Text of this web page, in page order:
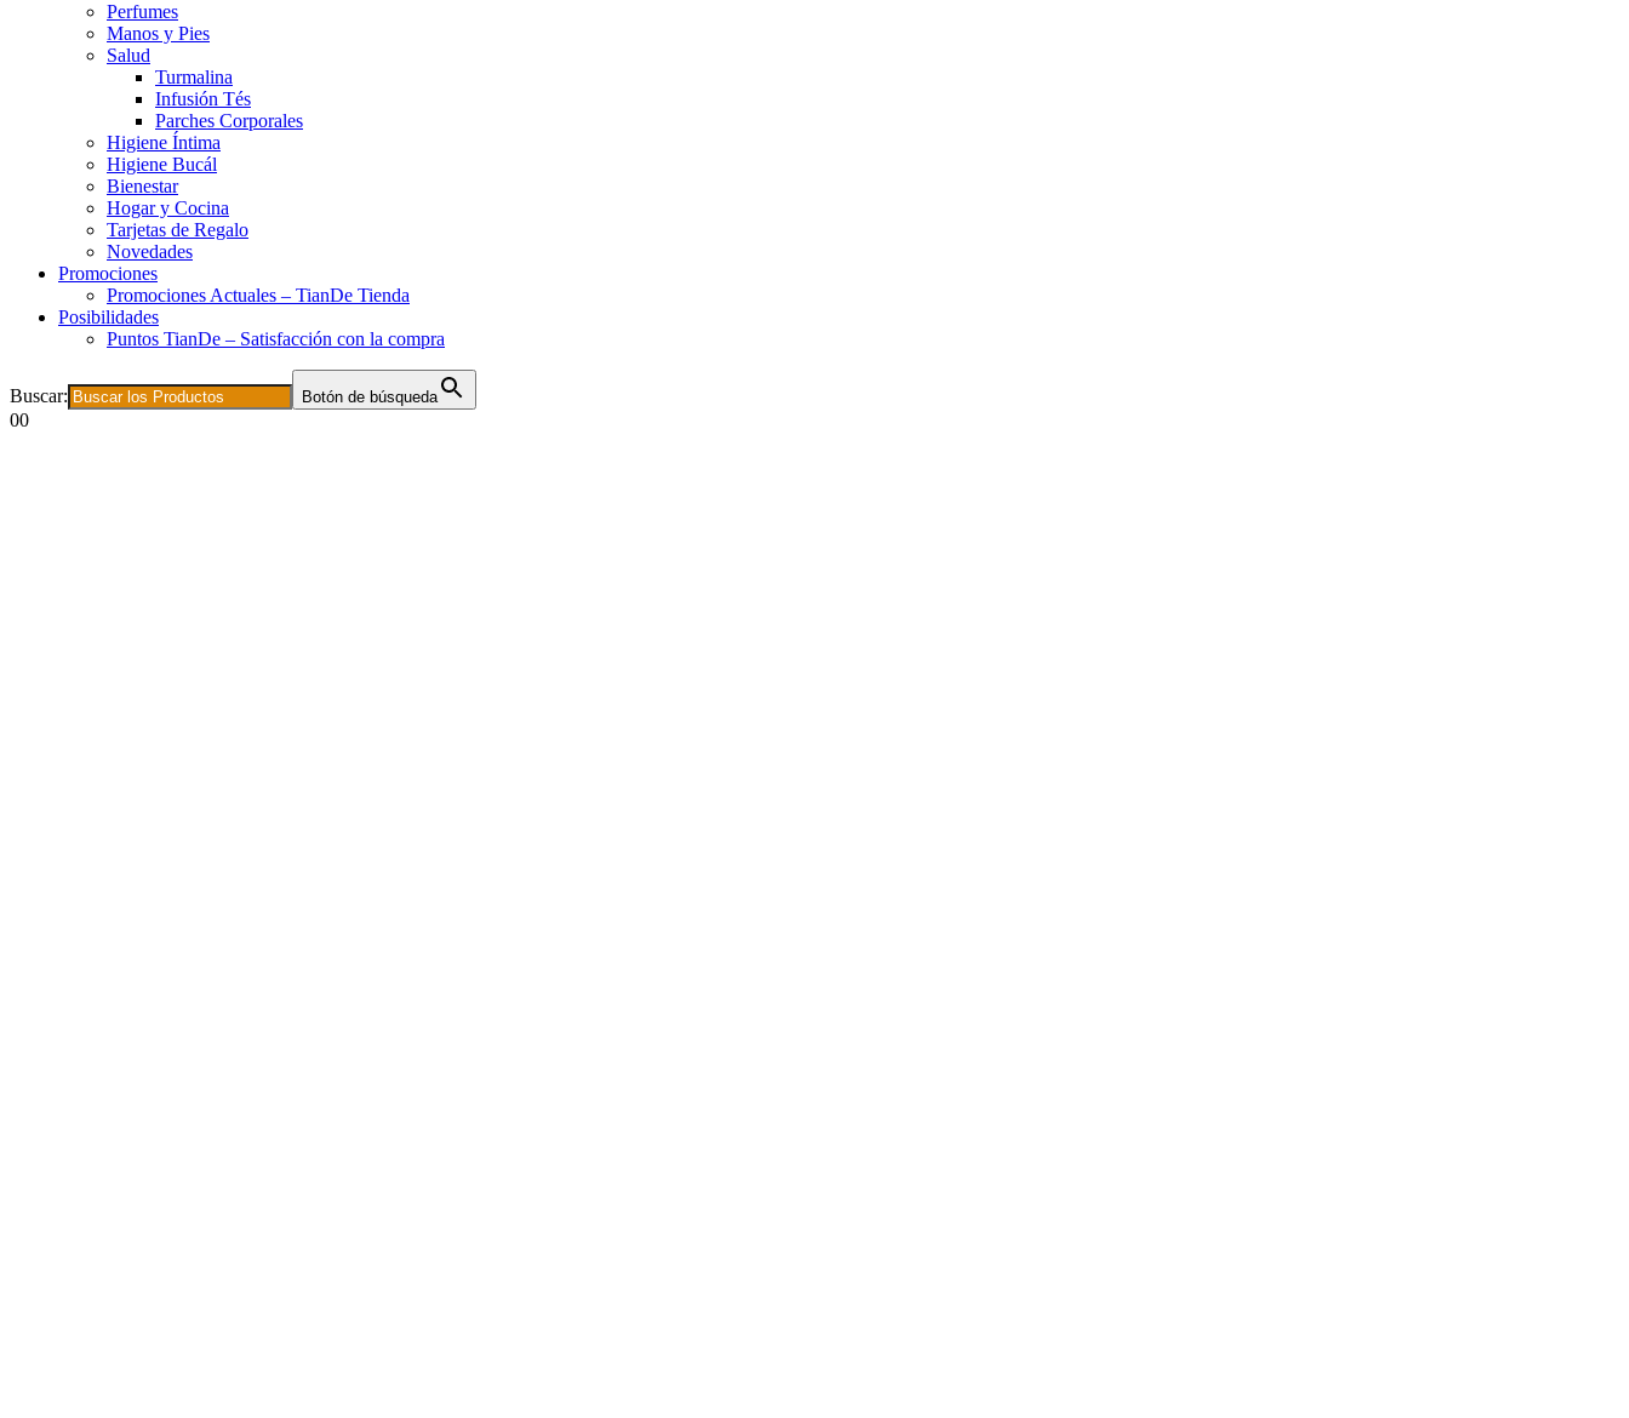
Perfumes
Manos y Pies
Salud
Turmalina
Infusión Tés
Parches Corporales
Higiene Íntima
Higiene Bucál
Bienestar
Hogar y Cocina
Tarjetas de Regalo
Novedades
Promociones
Promociones Actuales – TianDe Tienda
Posibilidades
Puntos TianDe – Satisfacción con la compra
Buscar: Botón de búsqueda
00